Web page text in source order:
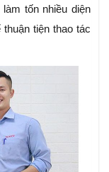
tốn nhiều diện
tiện thao tác